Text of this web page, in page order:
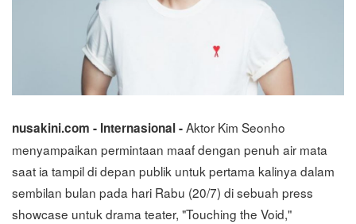
nusakini.com - Internasional -Aktor Kim Seonho
menyampaikan permintaan maaf dengan penuh air mata
saat ia tampil di depan publik untuk pertama kalinya dalam
sembilan bulan pada hari Rabu (20/7) di sebuah press
showcase untuk drama teater, "Touching the Void,"